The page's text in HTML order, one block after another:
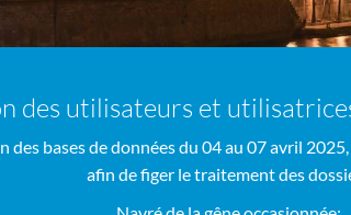
des utilisateurs et
des bases de données du 04 au 07 avril
afin de figer le traitement des